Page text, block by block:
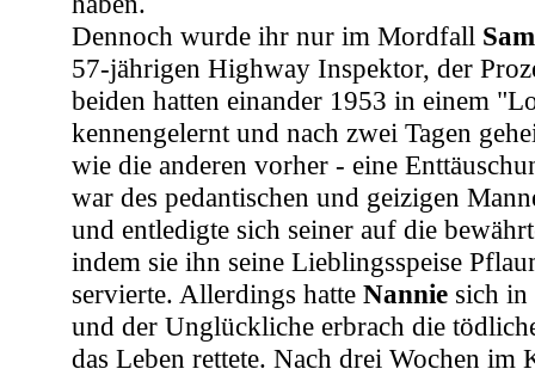
Dennoch wurde ihr nur im Mordfall
57-jährigen Highway Inspektor, der
beiden hatten einander 1953 in einem
kennengelernt und nach zwei Tagen
wie die anderen vorher - eine
war des pedantischen und geizigen
und entledigte sich seiner auf die
indem sie ihn seine Lieblingsspeise
servierte. Allerdings hatte Nanniesich in
und der Unglückliche erbrach die
das Leben rettete. Nach drei Wochen im